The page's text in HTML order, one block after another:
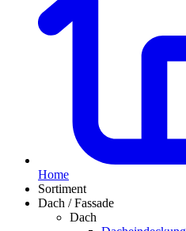
Home
Sortiment
Dach / Fassade
Dach